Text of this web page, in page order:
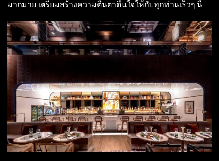
มากมาย เตรียมสร้างความตื่นตาตื่นใจให้กับทุกท่านเร็วๆ นี้